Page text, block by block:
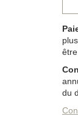
du